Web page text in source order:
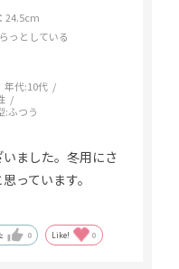
24.5cm
っとしている
年代:10代
:ふつう
ました。冬用にさ
っています。
0 Like! 0